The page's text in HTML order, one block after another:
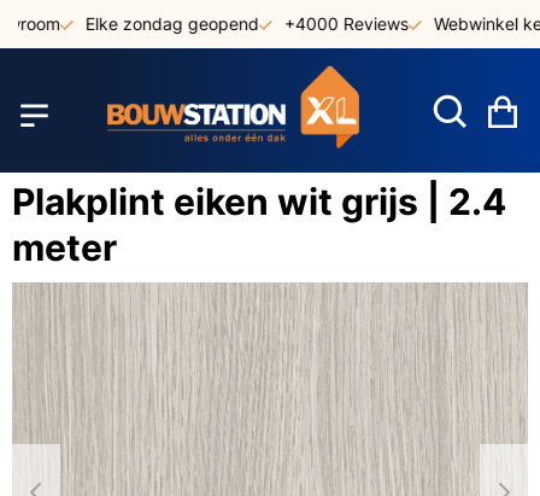
naar
Elke zondag geopend +4000 Reviews Webwinkel
Plakplint eiken wit grijs | 2.4
meter